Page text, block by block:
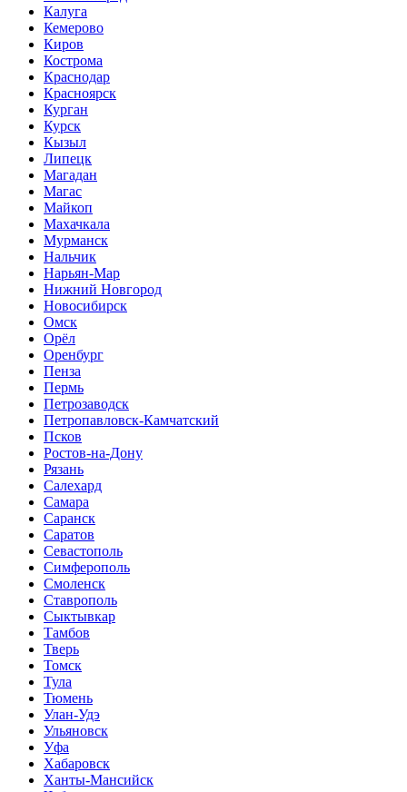
Калуга
Кемерово
Киров
Кострома
Краснодар
Красноярск
Курган
Курск
Кызыл
Липецк
Магадан
Магас
Майкоп
Махачкала
Мурманск
Нальчик
Нарьян-Мар
Нижний Новгород
Новосибирск
Омск
Орёл
Оренбург
Пенза
Пермь
Петрозаводск
Петропавловск-Камчатский
Псков
Ростов-на-Дону
Рязань
Салехард
Самара
Саранск
Саратов
Севастополь
Симферополь
Смоленск
Ставрополь
Сыктывкар
Тамбов
Тверь
Томск
Тула
Тюмень
Улан-Удэ
Ульяновск
Уфа
Хабаровск
Ханты-Мансийск